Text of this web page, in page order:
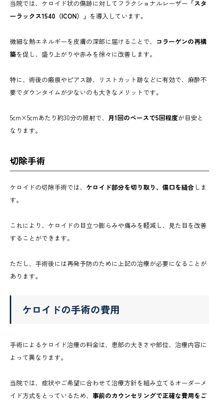
当院では、ケロイド状の傷跡に対してフラクショナルレーザー 「スタ
ーラックス1540（ICON）」 を導入しています。
微細な熱エネルギーを皮膚の深部に届けることで、 コラーゲンの再構
築を促し、盛り上がりや赤みを徐々に改善します。
特に、術後の瘢痕やピアス跡、リストカット跡などに有効で、麻酔不
要でダウンタイムが少ないのも大きなメリットです。
5cm×5cmあたり約30分の照射で、 月1回のペースで5回程度が目安と
なります。
切除手術
ケロイドの切除手術では、 ケロイド部分を切り取り、傷口を縫合 しま
す。
これにより、ケロイドの目立つ膨らみや痛みを軽減し、見た目を改善
することができます。
ただし、手術後には再発予防のために上記の治療が必要になることが
あります。
ケロイドの手術の費用
手術によるケロイド治療の料金は、患部の大きさや部位、治療内容に
よって異なります。
当院では、症状やご希望に合わせて治療方針を組み立てるオーダーメ
イド方式をとっているため、 事前のカウンセリングで正確な費用をご